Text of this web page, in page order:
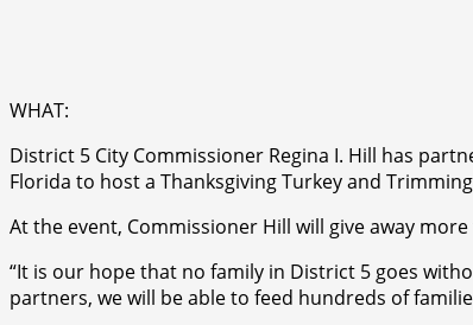
WHAT:
District 5 City Commissioner Regina I. Hill has
Florida to host a Thanksgiving Turkey and
At the event, Commissioner Hill will give away
“It is our hope that no family in District 5 goes
partners, we will be able to feed hundreds of